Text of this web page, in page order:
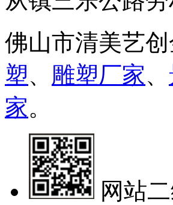
佛山市清美艺
塑、 雕塑厂家、
家。
网站